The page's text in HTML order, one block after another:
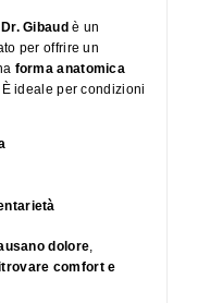
Gibaud è un
per offrire un
forma anatomica
È ideale per condizioni
dolore,
comfort e